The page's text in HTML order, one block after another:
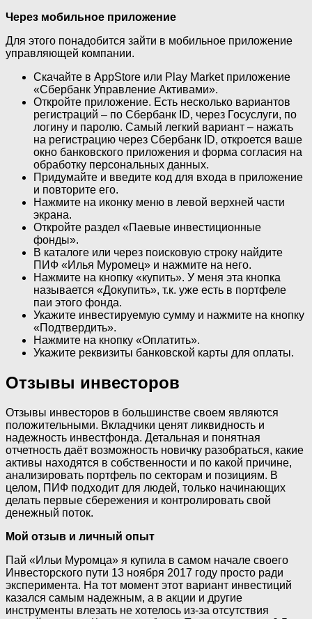
Через мобильное приложение
Для этого понадобится зайти в мобильное приложение
управляющей компании.
Скачайте в AppStore или Play Market приложение
«Сбербанк Управление Активами».
Откройте приложение. Есть несколько вариантов
регистраций – по Сбербанк ID, через Госуслуги, по
логину и паролю. Самый легкий вариант – нажать
на регистрацию через Сбербанк ID, откроется ваше
окно банковского приложения и форма согласия на
обработку персональных данных.
Придумайте и введите код для входа в приложение
и повторите его.
Нажмите на иконку меню в левой верхней части
экрана.
Откройте раздел «Паевые инвестиционные
фонды».
В каталоге или через поисковую строку найдите
ПИФ «Илья Муромец» и нажмите на него.
Нажмите на кнопку «купить». У меня эта кнопка
называется «Докупить», т.к. уже есть в портфеле
паи этого фонда.
Укажите инвестируемую сумму и нажмите на кнопку
«Подтвердить».
Нажмите на кнопку «Оплатить».
Укажите реквизиты банковской карты для оплаты.
Отзывы инвесторов
Отзывы инвесторов в большинстве своем являются
положительными. Вкладчики ценят ликвидность и
надежность инвестфонда. Детальная и понятная
отчетность даёт возможность новичку разобраться, какие
активы находятся в собственности и по какой причине,
анализировать портфель по секторам и позициям. В
целом, ПИФ подходит для людей, только начинающих
делать первые сбережения и контролировать свой
денежный поток.
Мой отзыв и личный опыт
Пай «Ильи Муромца» я купила в самом начале своего
Инвесторского пути 13 ноября 2017 году просто ради
эксперимента. На тот момент этот вариант инвестиций
казался самым надежным, а в акции и другие
инструменты влезать не хотелось из-за отсутствия